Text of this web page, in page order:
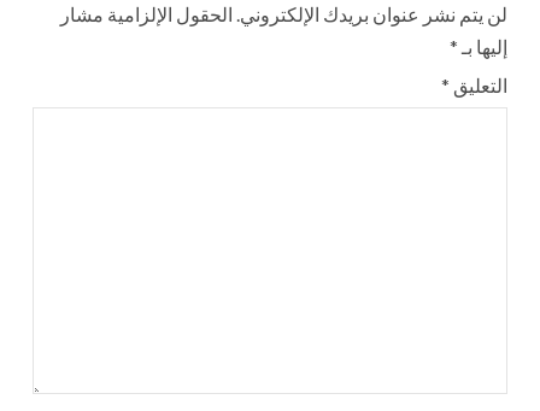
لن يتم نشر عنوان بريدك الإلكتروني. الحقول الإلزامية مشار
إليها بـ *
التعليق *